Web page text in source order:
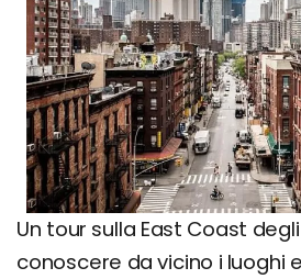
Un tour sulla East Coast
conoscere da vicino i luoghi